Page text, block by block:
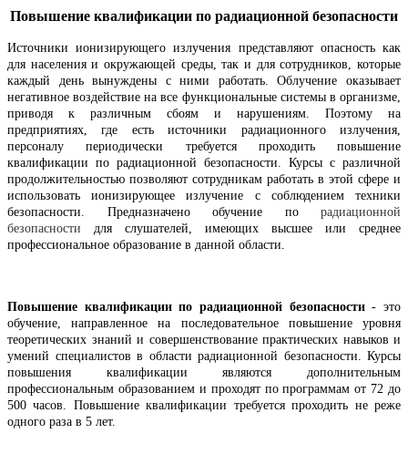
Повышение квалификации по радиационной безопасности
Источники ионизирующего излучения представляют опасность как
для населения и окружающей среды, так и для сотрудников, которые
каждый день вынуждены с ними работать. Облучение оказывает
негативное воздействие на все функциональные системы в организме,
приводя к различным сбоям и нарушениям. Поэтому на
предприятиях, где есть источники радиационного излучения,
персоналу периодически требуется проходить повышение
квалификации по радиационной безопасности. Курсы с различной
продолжительностью позволяют сотрудникам работать в этой сфере и
использовать ионизирующее излучение с соблюдением техники
безопасности. Предназначено обучение по радиационной
безопасности для слушателей, имеющих высшее или среднее
профессиональное образование в данной области.
Повышение квалификации по радиационной безопасности- это
обучение, направленное на последовательное повышение уровня
теоретических знаний и совершенствование практических навыков и
умений специалистов в области радиационной безопасности. Курсы
повышения квалификации являются дополнительным
профессиональным образованием и проходят по программам от 72 до
500 часов. Повышение квалификации требуется проходить не реже
одного раза в 5 лет.